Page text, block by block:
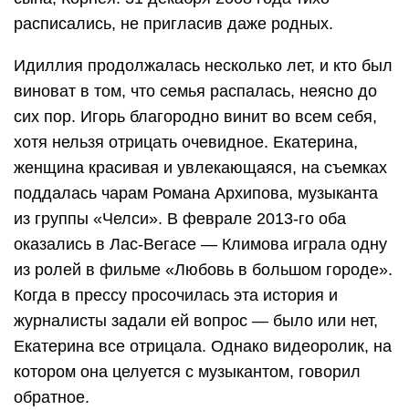
расписались, не пригласив даже родных.
Идиллия продолжалась несколько лет, и кто был
виноват в том, что семья распалась, неясно до
сих пор. Игорь благородно винит во всем себя,
хотя нельзя отрицать очевидное. Екатерина,
женщина красивая и увлекающаяся, на съемках
поддалась чарам Романа Архипова, музыканта
из группы «Челси». В феврале 2013-го оба
оказались в Лас-Вегасе — Климова играла одну
из ролей в фильме «Любовь в большом городе».
Когда в прессу просочилась эта история и
журналисты задали ей вопрос — было или нет,
Екатерина все отрицала. Однако видеоролик, на
котором она целуется с музыкантом, говорил
обратное.